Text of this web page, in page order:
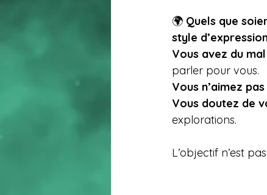
🌍 Quels que
style
Vous avez du
parler pour vous.
Vous n’aimez
Vous doutez de
explorations.
L’objectif n’est